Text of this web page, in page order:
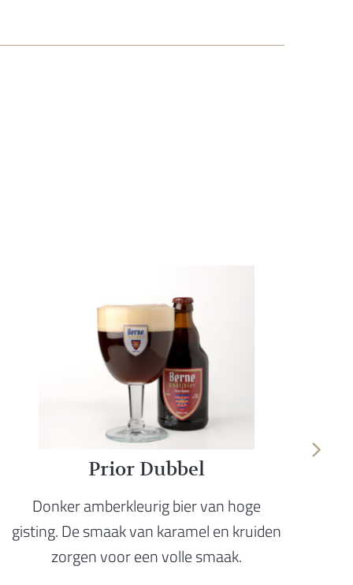
Prior Dubbel
Donker amberkleurig bier van hoge
gisting. De smaak van karamel en kruiden
zorgen voor een volle smaak.